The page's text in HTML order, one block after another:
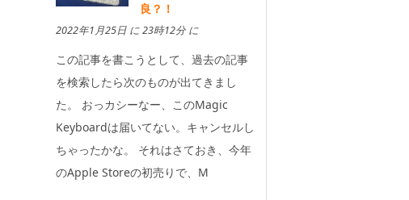
良？！
2022年1月25日 に 23時12分 に
この記事を書こうとして、過去の記事
を検索したら次のものが出てきまし
た。 おっカシーなー、このMagic
Keyboardは届いてない。キャンセルし
ちゃったかな。 それはさておき、今年
のApple Storeの初売りで、M